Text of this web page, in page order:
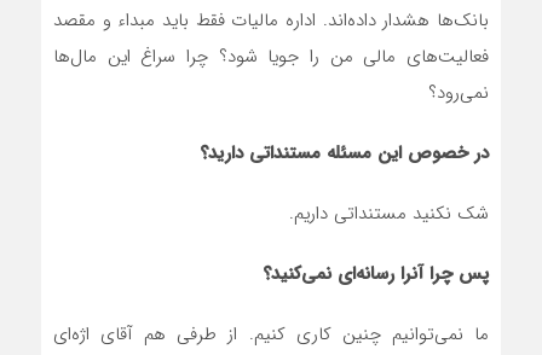
بانک‌ها هشدار داده‌اند. اداره مالیات فقط باید مبداء و مقصد
فعالیت‌های مالی من را جویا شود؟ چرا سراغ این مال‌ها
نمی‌رود؟
در خصوص این مسئله مستنداتی دارید؟
شک نکنید مستنداتی داریم.
پس چرا آنرا رسانه‌ای نمی‌کنید؟
ما نمی‌توانیم چنین کاری کنیم. از طرفی هم آقای اژه‌ای